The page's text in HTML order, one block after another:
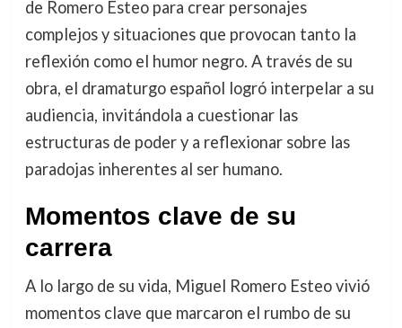
de Romero Esteo para crear personajes
complejos y situaciones que provocan tanto la
reflexión como el humor negro. A través de su
obra, el dramaturgo español logró interpelar a su
audiencia, invitándola a cuestionar las
estructuras de poder y a reflexionar sobre las
paradojas inherentes al ser humano.
Momentos clave de su
carrera
A lo largo de su vida, Miguel Romero Esteo vivió
momentos clave que marcaron el rumbo de su